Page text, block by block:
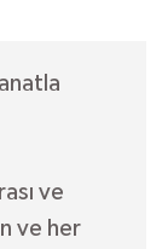
ve
ve her